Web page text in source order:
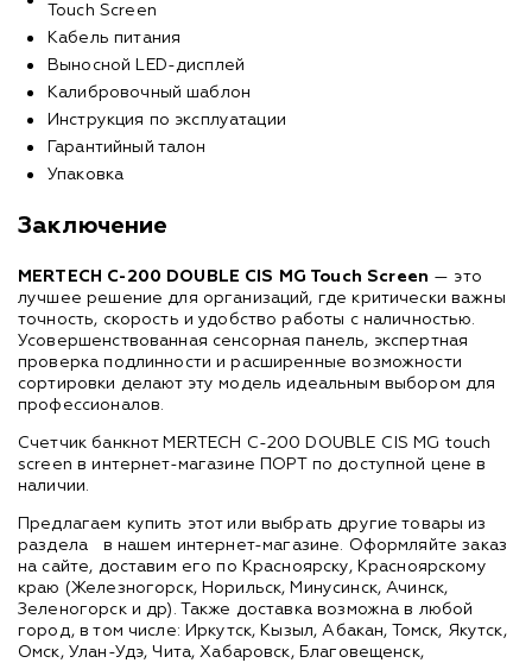
Touch Screen
Кабель питания
Выносной LED-дисплей
Калибровочный шаблон
Инструкция по эксплуатации
Гарантийный талон
Упаковка
Заключение
MERTECH C-200 DOUBLE CIS MG Touch Screen — это
лучшее решение для организаций, где критически важны
точность, скорость и удобство работы с наличностью.
Усовершенствованная сенсорная панель, экспертная
проверка подлинности и расширенные возможности
сортировки делают эту модель идеальным выбором для
профессионалов.
Счетчик банкнот MERTECH C-200 DOUBLE CIS MG touch
screen в интернет-магазине ПОРТ по доступной цене в
наличии.
Предлагаем купить этот или выбрать другие товары из
раздела
в нашем интернет-магазине. Оформляйте заказ
на сайте, доставим его по Красноярску, Красноярскому
краю (Железногорск, Норильск, Минусинск, Ачинск,
Зеленогорск и др). Также доставка возможна в любой
город, в том числе: Иркутск, Кызыл, Абакан, Томск, Якутск,
Омск, Улан-Удэ, Чита, Хабаровск, Благовещенск,